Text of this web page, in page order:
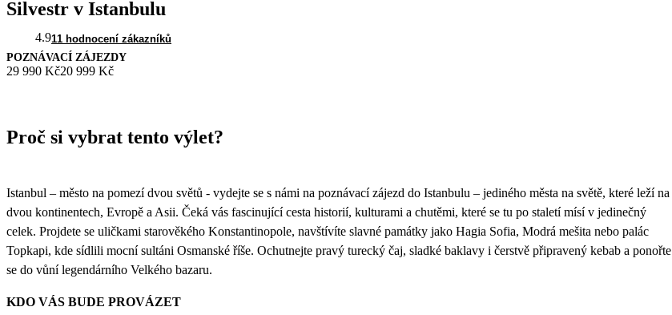
Silvestr v Istanbulu
4.911 hodnocení zákazníků
POZNÁVACÍ ZÁJEZDY
29 990 Kč20 999 Kč
Proč si vybrat tento výlet?
Istanbul – město na pomezí dvou světů - vydejte se s námi na poznávací zájezd do Istanbulu – jediného města na světě, které leží na
dvou kontinentech, Evropě a Asii. Čeká vás fascinující cesta historií, kulturami a chutěmi, které se tu po staletí mísí v jedinečný
celek. Projdete se uličkami starověkého Konstantinopole, navštívíte slavné památky jako Hagia Sofia, Modrá mešita nebo palác
Topkapi, kde sídlili mocní sultáni Osmanské říše. Ochutnejte pravý turecký čaj, sladké baklavy i čerstvě připravený kebab a ponořte
se do vůní legendárního Velkého bazaru.
KDO VÁS BUDE PROVÁZET